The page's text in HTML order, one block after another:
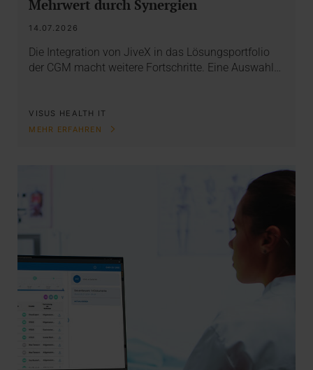
Mehrwert durch Synergien
14.07.2026
Die Integration von JiveX in das Lösungsportfolio
der CGM macht weitere Fortschritte. Eine Auswahl…
VISUS HEALTH IT
MEHR ERFAHREN